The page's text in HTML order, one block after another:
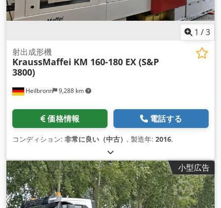
1 /3
Heilbronn 9,288 km
射出成形機
KraussMaffei KM 160-180 EX (S&P
3800)
価格情報 電話する
コンディション: 非常に良い（中古） , 製造年: 2016,
小型広告